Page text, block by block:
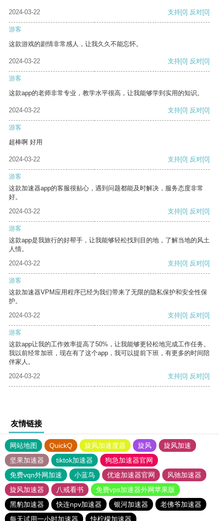
2024-03-22 支持[0] 反对[0]
游客
这款游戏的剧情非常感人，让我久久不能忘怀。
2024-03-22 支持[0] 反对[0]
游客
这款app的老师非常专业，教学水平很高，让我能够学到实用的知识。
2024-03-22 支持[0] 反对[0]
游客
超棒啊 好用
2024-03-22 支持[0] 反对[0]
游客
这款加速器app的客服很贴心，遇到问题都能及时解决，服务态度非常
好。
2024-03-22
支持[0] 反对[0]
游客
这款app是我旅行的好帮手，让我能够轻松找到目的地，了解当地的风土
人情。
2024-03-22
支持[0] 反对[0]
游客
这款加速器VPM应用程序已经为我们带来了无限的隐私保护和安全性保
护。
2024-03-22
支持[0] 反对[0]
游客
这款app让我的工作效率提高了50%，让我能够更轻松地完成工作任务。
我以前经常加班，现在有了这个app，我可以提前下班，有更多的时间陪
伴家人。
2024-03-22
支持[0] 反对[0]
友情链接
网站地图 QuickQ 旋风加速度器 旋风
旋风加速
坚果加速器
tiktok加速器
狗急加速器官网
免费vqn外网加速
小蓝鸟 优途加速器官网
风驰加速器
旋风加速器
八戒看书
免费vps加速器外网苹果版
黑豹加速器
快连npv加速器 银河加速器
老佛爷加速器
每天试用一小时加速器
快柠檬加速器